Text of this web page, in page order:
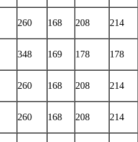
260 168 208 214
348 169 178 178
260 168 208 214
260 168 208 214